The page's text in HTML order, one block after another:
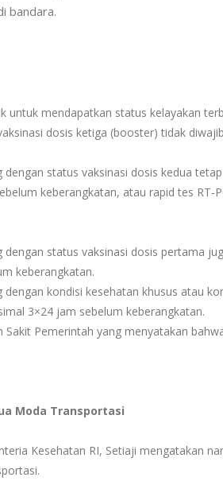
bandara.
untuk mendapatkan status kelayakan
dosis ketiga (booster) tidak
status vaksinasi dosis kedua
keberangkatan, atau rapid tes RT-
status vaksinasi dosis pertama
keberangkatan.
kondisi kesehatan khusus atau
3×24 jam sebelum keberangkatan.
Pemerintah yang menyatakan
Moda Transportasi
Kesehatan RI, Setiaji mengatakan